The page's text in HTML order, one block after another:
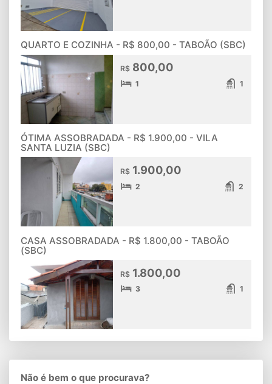
QUARTO E COZINHA - R$ 800,00 - TABOÃO (SBC)
R$ 800,00
1 1
ÓTIMA ASSOBRADADA - R$ 1.900,00 - VILA
SANTA LUZIA (SBC)
R$ 1.900,00
2 2
CASA ASSOBRADADA - R$ 1.800,00 - TABOÃO
(SBC)
R$ 1.800,00
3 1
Não é bem o que procurava?